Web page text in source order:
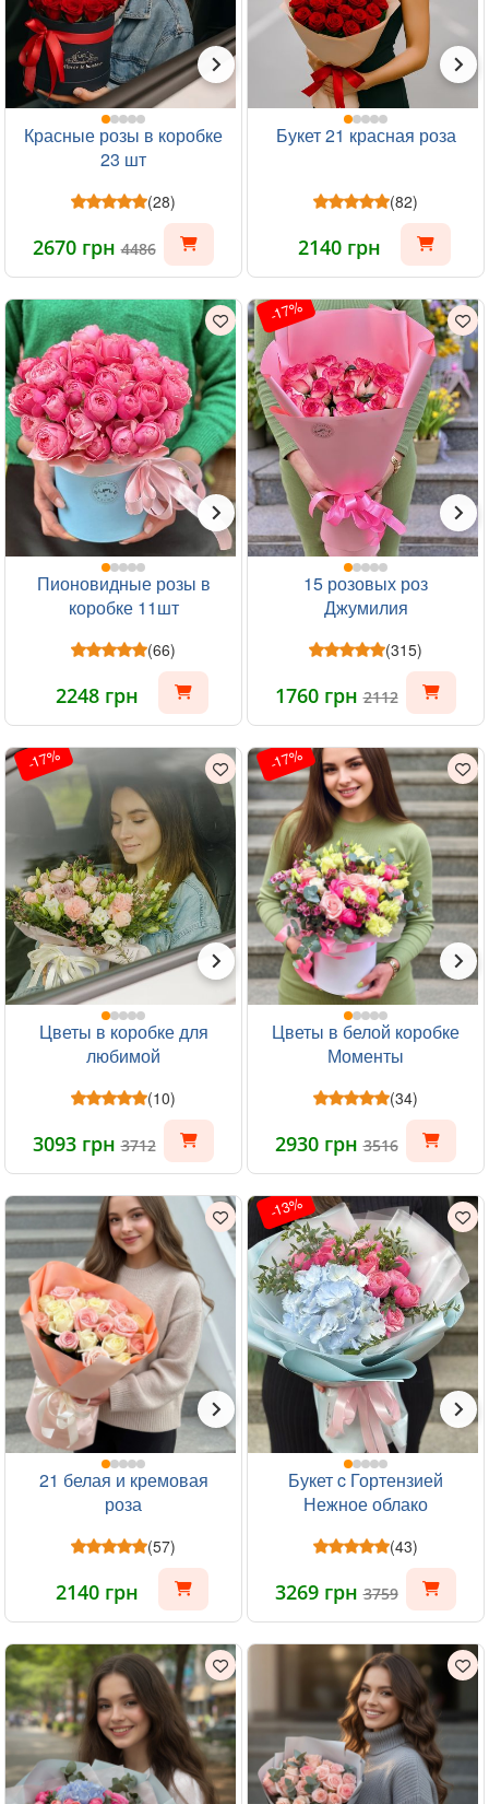
Красные розы в коробке
23 шт
(28)
2670 грн4486
Букет 21 красная роза
(82)
2140 грн
Пионовидные розы в
коробке 11шт
(66)
2248 грн
-17%
15 розовых роз
Джумилия
(315)
1760 грн2112
-17%
Цветы в коробке для
любимой
(10)
3093 грн3712
-17%
Цветы в белой коробке
Моменты
(34)
2930 грн3516
21 белая и кремовая
роза
(57)
2140 грн
-13%
Букет c Гортензией
Нежное облако
(43)
3269 грн3759